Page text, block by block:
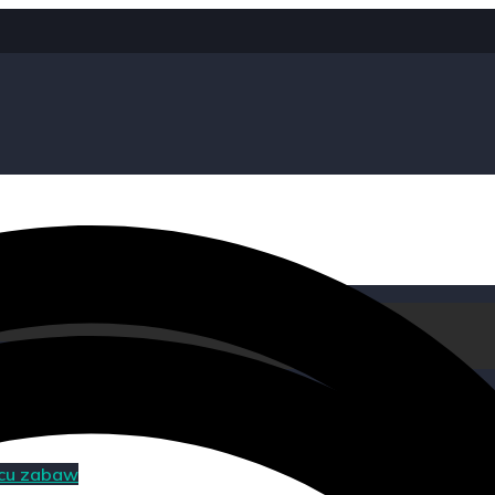
zabaw
zabaw